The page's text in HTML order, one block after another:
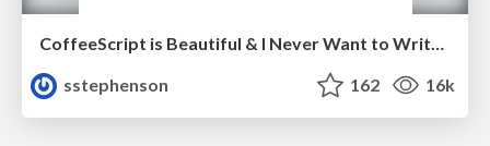
CoffeeScript is Beautiful & I Never Want to Write Plain JavaScript Again
sstephenson
162 16k